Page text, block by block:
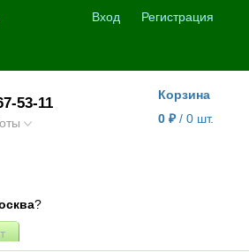
Вход Регистрация
53-11
?
Корзина
0 ₽ / 0 шт.